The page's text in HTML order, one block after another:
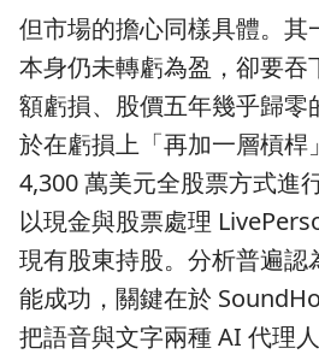
但市場的擔心同樣具體。
本身仍未轉虧為盈，卻要吞
額虧損、股價五年幾乎歸零
於在虧損上「再加一層槓桿
4,300 萬美元全股票方式進
以現金與股票處理
現有股東持股。分析普遍認
能成功，關鍵在於
把語音與文字兩種 AI 代理